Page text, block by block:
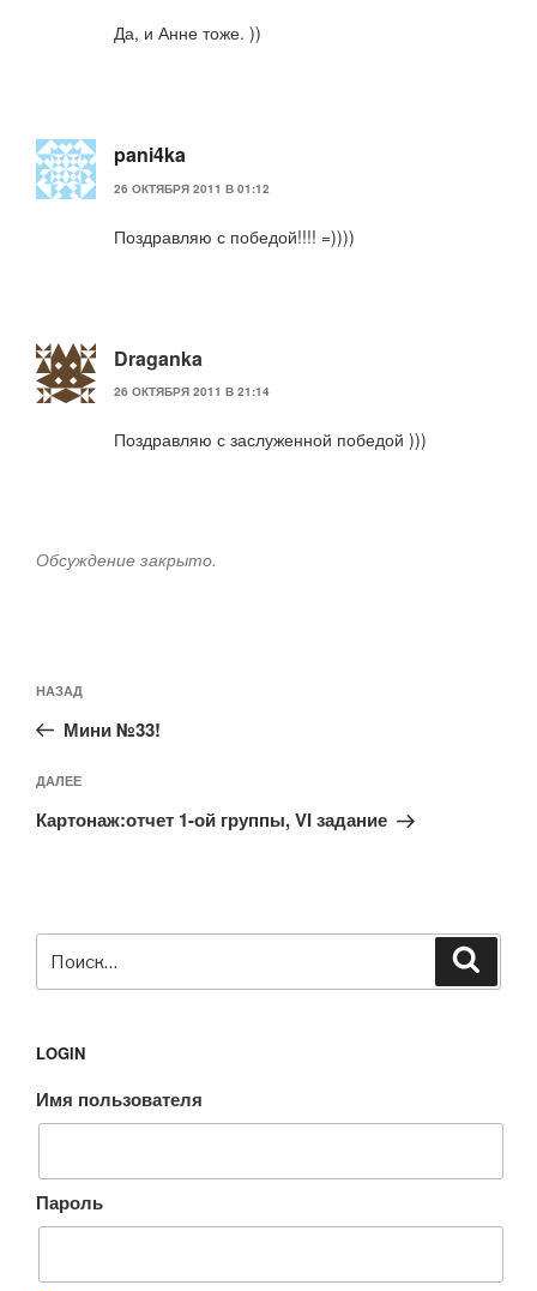
Да, и Анне тоже. ))
pani4ka
26 ОКТЯБРЯ 2011 В 01:12
Поздравляю с победой!!!! =))))
Draganka
26 ОКТЯБРЯ 2011 В 21:14
Поздравляю с заслуженной победой )))
Обсуждение закрыто.
по
записям
Предыдущая
запись:
НАЗАД
Мини №33!
Следующая
запись
ДАЛЕЕ
Картонаж:отчет 1-ой группы, VI задание
LOGIN
Имя пользователя
Пароль